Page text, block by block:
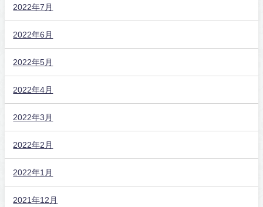
2022年7月
2022年6月
2022年5月
2022年4月
2022年3月
2022年2月
2022年1月
2021年12月